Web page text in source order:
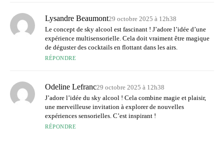
Lysandre Beaumont29 octobre 2025 à 12h38
Le concept de sky alcool est fascinant ! J’adore l’idée d’une
expérience multisensorielle. Cela doit vraiment être magique
de déguster des cocktails en flottant dans les airs.
RÉPONDRE
Odeline Lefranc29 octobre 2025 à 12h38
J’adore l’idée du sky alcool ! Cela combine magie et plaisir,
une merveilleuse invitation à explorer de nouvelles
expériences sensorielles. C’est inspirant !
RÉPONDRE